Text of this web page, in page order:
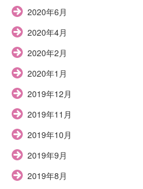
2020年6月
2020年4月
2020年2月
2020年1月
2019年12月
2019年11月
2019年10月
2019年9月
2019年8月